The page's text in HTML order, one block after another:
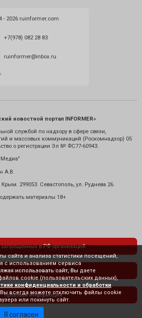
- 2026 ruinformer.com
+7(978) 082 28 83
ruinformer@inbox.ru
новостной портал INFORMER»
службой по надзору в сфере связи,
и массовых коммуникаций (Роскомнадзор) 05
о регистрации Эл № ФС77-60943.
А.В.
299053. Севастополь, ул. Руднева 26.
материалы 18+
запрещенных в РФ организаций
конфиденциальности
правовая информация
сайта и анализа статистики посещений,
с использованием сервиса
использовать сайт, Вы даете
cookie (пользовательских данных),
конфиденциальности и обработки
. Вы всегда можете отключить файлы cookie
или покинуть сайт.
Я согласен